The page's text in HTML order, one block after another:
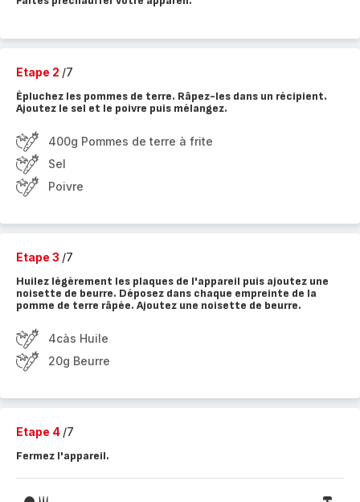
Etape 2 /7
Épluchez les pommes de terre. Râpez-les dans un récipient.
Ajoutez le sel et le poivre puis mélangez.
400g Pommes de terre à frite
Sel
Poivre
Etape 3 /7
Huilez légèrement les plaques de l'appareil puis ajoutez une
noisette de beurre. Déposez dans chaque empreinte de la
pomme de terre râpée. Ajoutez une noisette de beurre.
4càs Huile
20g Beurre
Etape 4 /7
Fermez l'appareil.